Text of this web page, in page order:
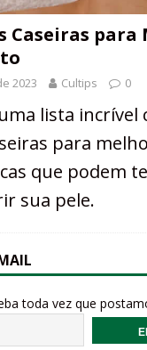
Caseiras
2023 Cultips 0
lista incrível
para
que podem
sua pele.
toda vez que